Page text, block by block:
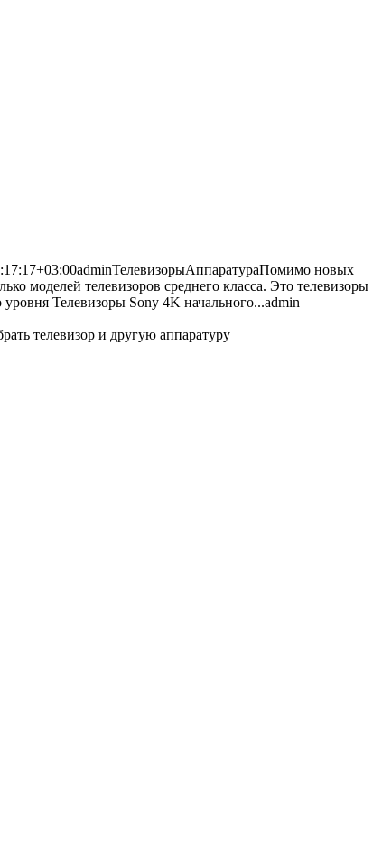
adminТелевизорыАппаратураПомимо новых
моделей телевизоров среднего класса. Это телевизоры
Телевизоры Sony 4K начального...admin